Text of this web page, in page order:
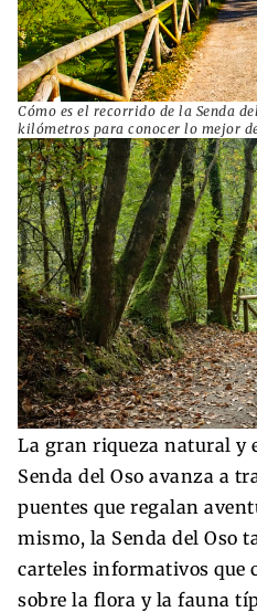
Cómo es el recorrido de la Senda
kilómetros para conocer lo mejor
La gran riqueza natural y
Senda del Oso avanza a
puentes que regalan
mismo, la Senda del Oso
carteles informativos que
sobre la flora y la fauna